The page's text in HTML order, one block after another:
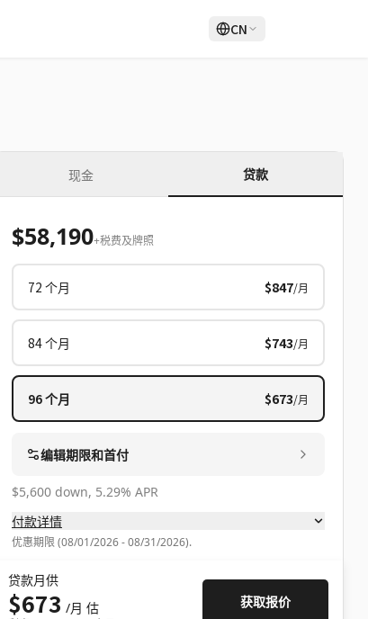
CN
现金 贷款
$58,190+税费及牌照
72 个月 $847/月
84个月 $743/月
96个月 $673/月
编辑期限和首付
$5,600 down, 5.29% APR
付款详情
优惠期限 (08/01/2026 - 08/31/2026).
贷款月供
$673 /月 估 获取报价